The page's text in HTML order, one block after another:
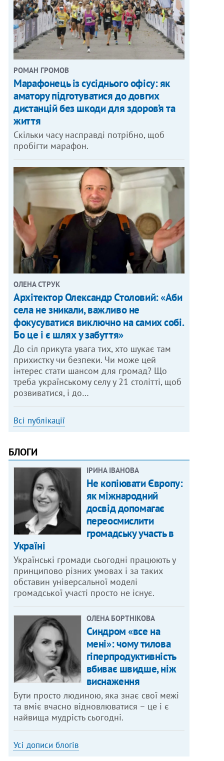
РОМАН ГРОМОВ
Марафонець із сусіднього офісу: як
аматору підготуватися до довгих
дистанцій без шкоди для здоров’я та
життя
Скільки часу насправді потрібно, щоб
пробігти марафон.
ОЛЕНА СТРУК
Архітектор Олександр Столовий: «Аби
села не зникали, важливо не
фокусуватися виключно на самих собі.
Бо це і є шлях у забуття»
До сіл прикута увага тих, хто шукає там
прихистку чи безпеки. Чи може цей
інтерес стати шансом для громад? Що
треба українському селу у 21 столітті, щоб
розвиватися, і до…
Всі публікації
БЛОГИ
ІРИНА ІВАНОВА
Не копіювати Європу:
як міжнародний
досвід допомагає
переосмислити
громадську участь в
Україні
Українські громади сьогодні працюють у
принципово різних умовах і за таких
обставин універсальної моделі
громадської участі просто не існує.
ОЛЕНА БОРТНІКОВА
Синдром «все на
мені»: чому тилова
гіперпродуктивність
вбиває швидше, ніж
виснаження
Бути просто людиною, яка знає свої межі
та вміє вчасно відновлюватися – це і є
найвища мудрість сьогодні.
Усі дописи блогів